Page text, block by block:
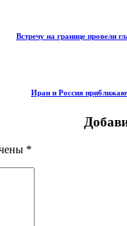
Встречу на границе провели
Иран и Россия
*